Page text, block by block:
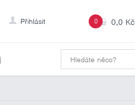
0 0,0 Kč
Přihlásit